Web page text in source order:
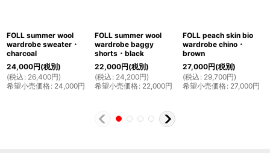
FOLL summer wool
wardrobe sweater・
charcoal
24,000円(税別)
(税込 : 26,400円)
希望小売価格: 24,000円
FOLL summer wool
wardrobe baggy
shorts・black
22,000円(税別)
(税込 : 24,200円)
希望小売価格: 22,000円
FOLL peach skin bio
wardrobe chino・
brown
27,000円(税別)
(税込 : 29,700円)
希望小売価格: 27,000円